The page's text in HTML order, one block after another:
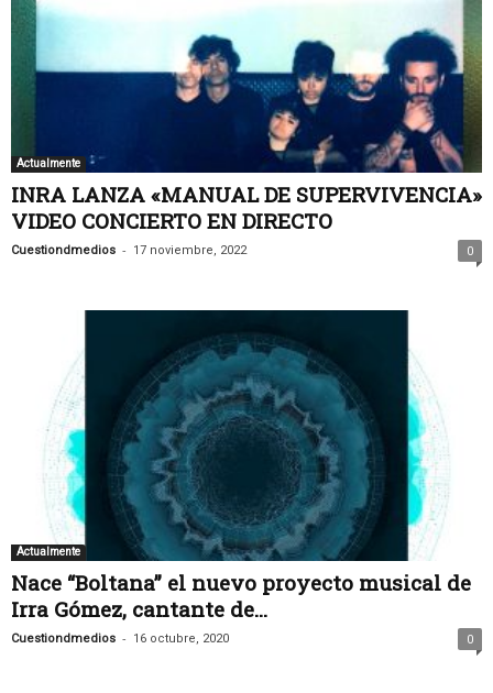
Actualmente
INRA LANZA «MANUAL DE SUPERVIVENCIA»
VIDEO CONCIERTO EN DIRECTO
Cuestiondmedios - 17 noviembre, 2022 0
Actualmente
Nace “Boltana” el nuevo proyecto musical de
Irra Gómez, cantante de...
Cuestiondmedios - 16 octubre, 2020 0